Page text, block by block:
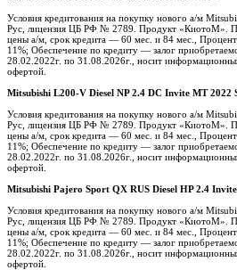
Условия кредитования на покупку нового а/м
Рус, лицензия ЦБ РФ № 2789. Продукт «КиотоМ».
цены а/м, срок кредита — 60 мес. и 84 мес.,
11%; Обеспечение по кредиту — залог
28.02.2022г. по 31.08.2026г., носит
офертой.
Mitsubishi L200-V Diesel NP 2.4 DC Invite MT 2022
Условия кредитования на покупку нового а/м
Рус, лицензия ЦБ РФ № 2789. Продукт «КиотоМ».
цены а/м, срок кредита — 60 мес. и 84 мес.,
11%; Обеспечение по кредиту — залог
28.02.2022г. по 31.08.2026г., носит
офертой.
Mitsubishi Pajero Sport QX RUS Diesel HP 2.4
Условия кредитования на покупку нового а/м
Рус, лицензия ЦБ РФ № 2789. Продукт «КиотоМ».
цены а/м, срок кредита — 60 мес. и 84 мес.,
11%; Обеспечение по кредиту — залог
28.02.2022г. по 31.08.2026г., носит
офертой.